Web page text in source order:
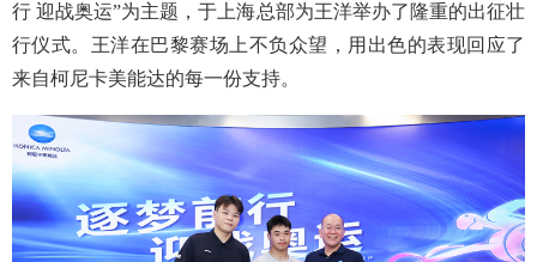
行迎战奥运”为主题，于上海总部为王洋举办了隆重的出征壮
行仪式。王洋在巴黎赛场上不负众望，用出色的表现回应了
来自柯尼卡美能达的每一份支持。